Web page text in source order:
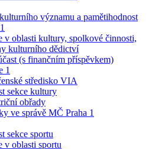
významu a pamětihodnost
v oblasti kultury, spolkové činnosti,
kulturního dědictví
(s finančním příspěvkem)
1
středisko VIA
sekce kultury
obřady
ve správě MČ Praha 1
sekce sportu
v oblasti sportu